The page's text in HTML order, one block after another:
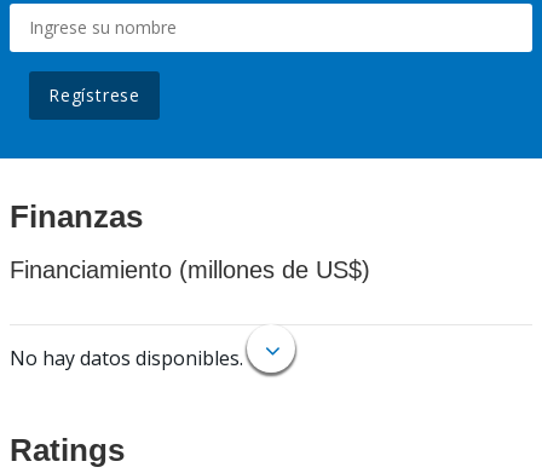
Regístrese
Finanzas
Financiamiento (millones de US$)
No hay datos disponibles.
Ratings